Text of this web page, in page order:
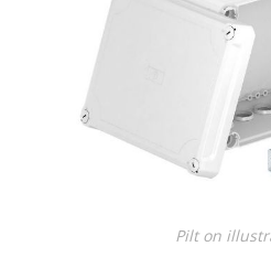
Pilt on